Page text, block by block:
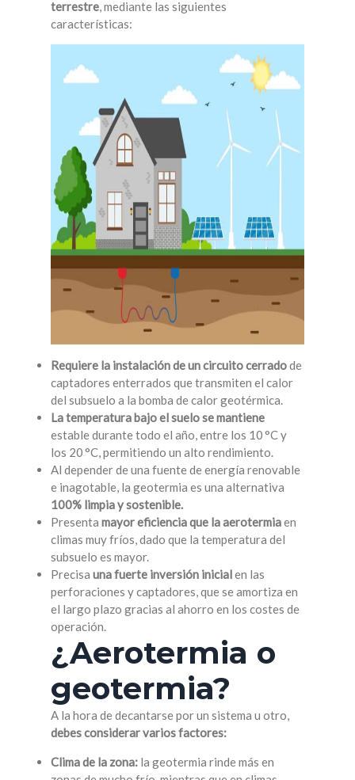
terrestre, mediante las siguientes
características:
Requiere la instalación de un circuito cerradode
captadores enterrados que transmiten el calor
del subsuelo a la bomba de calor geotérmica.
La temperatura bajo el suelo se mantiene
estable durante todo el año, entre los 10 °C y
los 20 °C, permitiendo un alto rendimiento.
Al depender de una fuente de energía renovable
e inagotable, la geotermia es una alternativa
100% limpia y sostenible.
Presenta mayor eficiencia que la aerotermiaen
climas muy fríos, dado que la temperatura del
subsuelo es mayor.
Precisa una fuerte inversión inicialen las
perforaciones y captadores, que se amortiza en
el largo plazo gracias al ahorro en los costes de
operación.
¿Aerotermia o
geotermia?
A la hora de decantarse por un sistema u otro,
debes considerar varios factores:
Clima de la zona: la geotermia rinde más en